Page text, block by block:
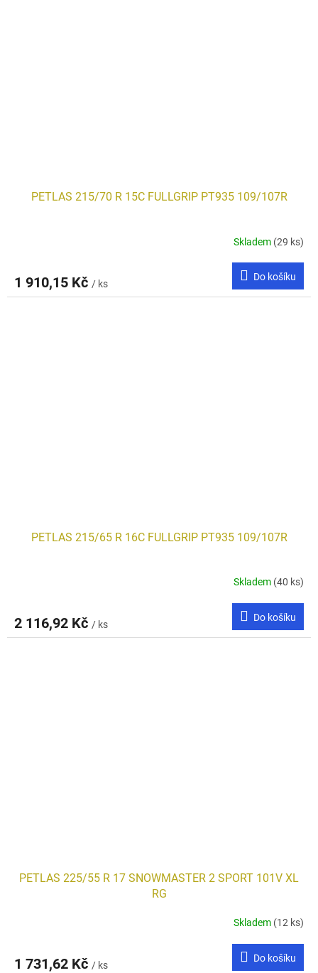
PETLAS 215/70 R 15C FULLGRIP PT935 109/107R
Skladem (29 ks)
1 910,15 Kč / ks
Do košíku
PETLAS 215/65 R 16C FULLGRIP PT935 109/107R
Skladem (40 ks)
2 116,92 Kč / ks
Do košíku
PETLAS 225/55 R 17 SNOWMASTER 2 SPORT 101V XL
RG
Skladem (12 ks)
1 731,62 Kč / ks
Do košíku